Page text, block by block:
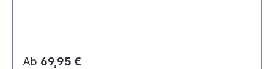
Regulärer Preis:
Ab 69,95 €